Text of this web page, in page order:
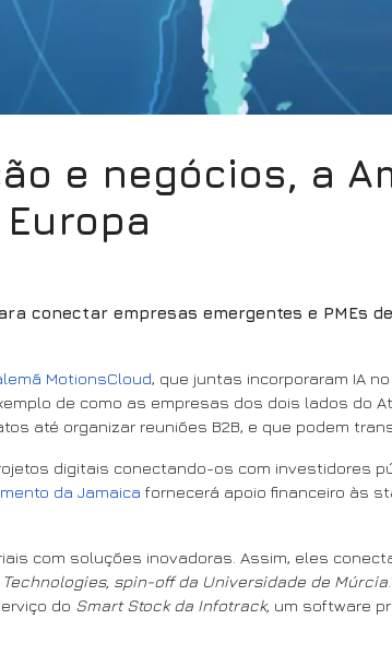
e negócios, a
conectar empresas emergentes e PMEs
MotionsCloud, que juntas incorporaram IA
de como as empresas dos dois lados do
até organizar reuniões B2B, e que podem
digitais conectando-os com investidores
da Jamaica fornecerá apoio financeiro às
com soluções inovadoras. Assim, eles
spin-off da Universidade de Múrcia
do Smart Stock da Infotrack, um software